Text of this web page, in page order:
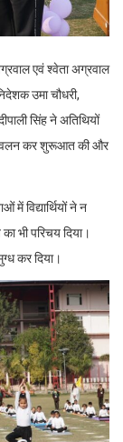
एवं श्वेता अग्रवाल
उमा चौधरी,
सिंह ने अतिथियों
कर शुरूआत की और
में विद्यार्थियों ने न
भी परिचय दिया।
कर दिया।